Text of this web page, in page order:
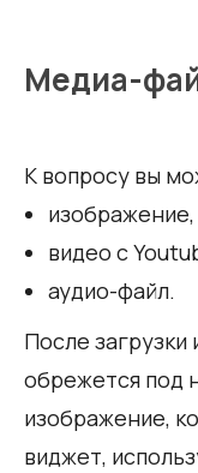
Медиа-
К вопросу вы
изображение,
видео с
аудио-файл.
После
обрежется под
изображение,
виджет,